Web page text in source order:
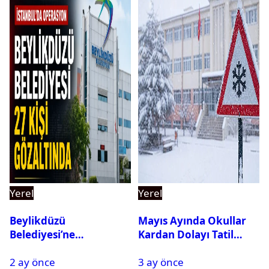
Yerel
Beylikdüzü
Belediyesi’ne
Gözaltına Alındı
2 ay önce
Yerel
Mayıs Ayında Okullar
Kardan Dolayı Tatil
3 ay önce